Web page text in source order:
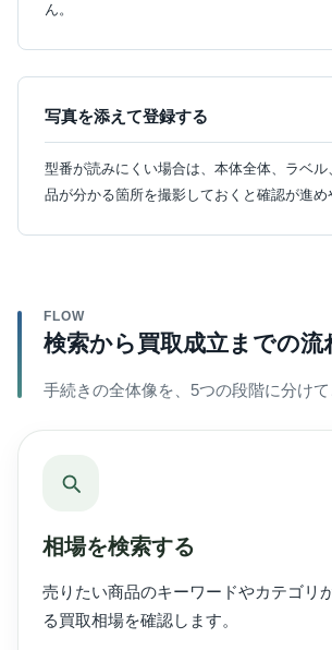
ん。
写真を添えて登録する
型番が読みにくい場合は、本体全体、ラベル
品が分かる箇所を撮影しておくと確認が進め
FLOW
検索から買取成立までの流
手続きの全体像を、5つの段階に分けて
相場を検索する
売りたい商品のキーワードやカテゴリ
る買取相場を確認します。